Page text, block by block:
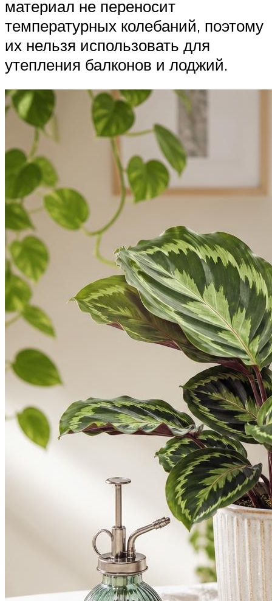
материал не переносит
температурных колебаний, поэтому
их нельзя использовать для
утепления балконов и лоджий.